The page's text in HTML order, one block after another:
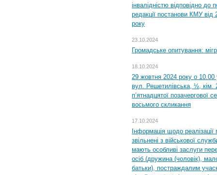
інвалідністю відповідно
редакції постанови КМУ
року
23.10.2024
Громадське опитування:
18.10.2024
29 жовтня 2024 року о 10.00
вул. Решетилівська, ½, кім.
п’ятнадцятої позачергової
восьмого скликання
17.10.2024
Інформація щодо
звільнені з військової
мають особливі заслуги
осіб (дружина (чоловік),
батьки), постраждалим